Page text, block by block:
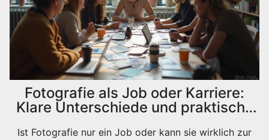
Fotografie als Job oder Karriere:
Klare Unterschiede und praktische
Ist Fotografie nur ein Job oder kann sie wirklich zur